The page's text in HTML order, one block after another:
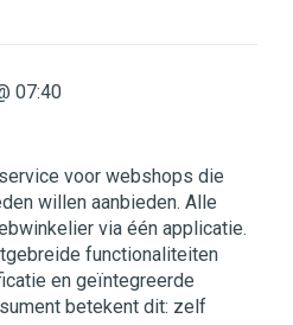
07:40
voor webshops die
willen aanbieden. Alle
via één applicatie.
functionaliteiten
en geïntegreerde
betekent dit: zelf